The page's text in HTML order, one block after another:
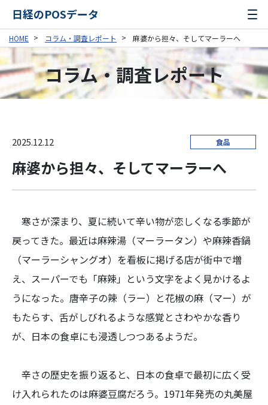
日経のPOSデータ
HOME コラム・調査レポート 麻婆から担々、そしてマーラーへ
コラム・調査レポート
2025.12.12 食品
麻婆から担々、そしてマーラーへ
寒さが深まり、夏に続いて辛い物が恋しくなる季節が
戻ってきた。最近は麻辣湯（マーラータン）や麻辣香鍋
（マーラーシャングオ）を看板に掲げる店が街中で増
え、スーパーでも「麻辣」という文字をよく見かけるよ
うになった。唐辛子の辣（ラー）と花椒の麻（マー）が
もたらす、舌がしびれるような感覚とさわやかな香り
が、日本の食卓にも浸透しつつあるようだ。
辛さの歴史を振り返ると、日本の食卓で最初に広く受
け入れられたのは麻婆豆腐だろう。1971年発売の丸美屋